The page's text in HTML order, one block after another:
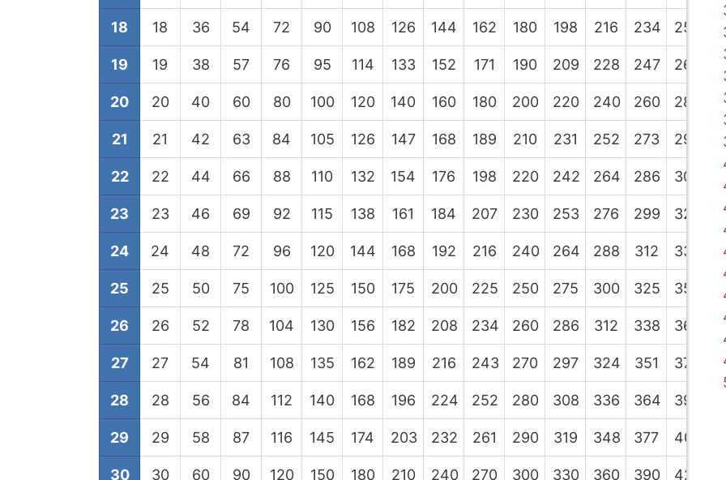
18 18 36 54 72 90 108 126 144 162 180 198 216 234 252
19 19 38 57 76 95 114 133 152 171 190 209 228 247 266
20 20 40 60 80 100 120 140 160 180 200 220 240 260 280
21 21 42 63 84 105 126 147 168 189 210 231 252 273 294
22 22 44 66 88 110 132 154 176 198 220 242 264 286 308
23 23 46 69 92 115 138 161 184 207 230 253 276 299 322
24 24 48 72 96 120 144 168 192 216 240 264 288 312 336
25 25 50 75 100 125 150 175 200 225 250 275 300 325 350
26 26 52 78 104 130 156 182 208 234 260 286 312 338 364
27 27 54 81 108 135 162 189 216 243 270 297 324 351 378
28 28 56 84 112 140 168 196 224 252 280 308 336 364 392
29 29 58 87 116 145 174 203 232 261 290 319 348 377 406
30 30 60 90 120 150 180 210 240 270 300 330 360 390 420